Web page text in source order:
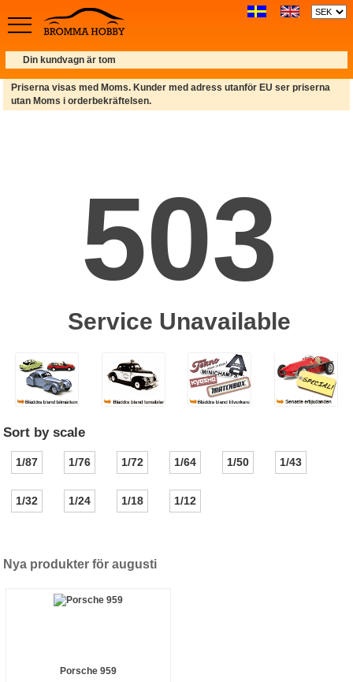
Din kundvagn är tom
Priserna visas med Moms. Kunder med adress utanför EU ser priserna
utan Moms i orderbekräftelsen.
Sort by scale
1/87 1/76 1/72 1/64 1/50 1/43
1/32 1/24 1/18 1/12
Nya produkter för augusti
Porsche 959